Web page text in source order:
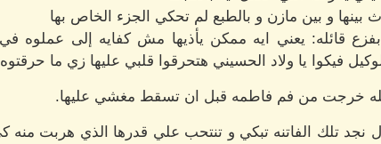
و بين مازن و بالطبع لم تحكي الجزء الخاص بها
قائله: يعني ايه ممكن يأذيها مش كفايه إلى عملوه
فيكوا يا ولاد الحسيني هتحرقوا قلبي عليها زي ما
خرجت من فم فاطمه قبل ان تسقط مغشي عليها.
تلك الفاتنه تبكي و تنتحب علي قدرها الذي هربت منه